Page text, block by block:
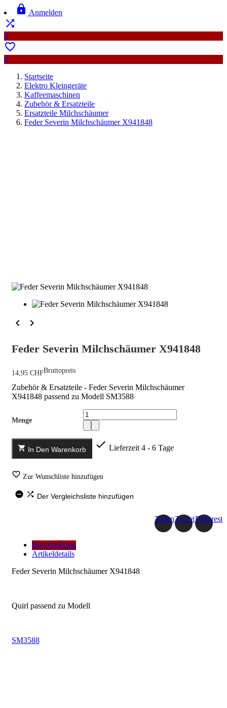
 Anmelden

0

0
Startseite
Elektro Kleingeräte
Kaffeemaschinen
Zubehör & Ersatzteile
Ersatzteile Milchschäumer
Feder Severin Milchschäumer X941848
 
Feder Severin Milchschäumer X941848
14,95 CHFBruttopreis
Zubehör & Ersatzteile - Feder Severin Milchschäumer
X941848 passend zu Modell SM3588
Menge
 In Den Warenkorb  Lieferzeit 4 - 6 Tage
 Zur Wunschliste hinzufügen
  Der Vergleichsliste hinzufügen
TeilenTweetPinterest
Beschreibung
Artikeldetails
Feder Severin Milchschäumer X941848
Quirl passend zu Modell
SM3588